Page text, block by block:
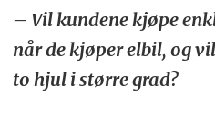
– Vil kundene kjøpe
når de kjøper elbil, og
to hjul i større grad?